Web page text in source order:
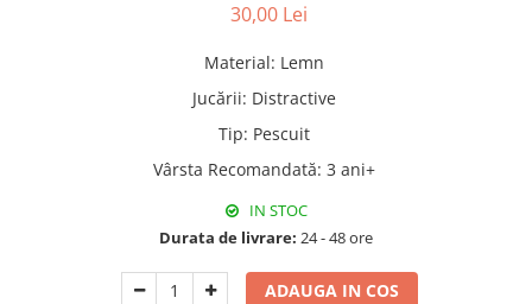
30,00 Lei
Material: Lemn
Jucării: Distractive
Tip: Pescuit
Vârsta Recomandată: 3 ani+
IN STOC
Durata de livrare: 24 - 48 ore
ADAUGA IN COS